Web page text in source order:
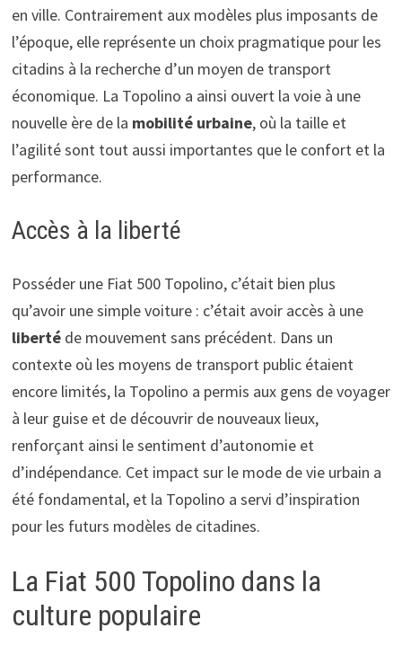
en ville. Contrairement aux modèles plus imposants de
l’époque, elle représente un choix pragmatique pour les
citadins à la recherche d’un moyen de transport
économique. La Topolino a ainsi ouvert la voie à une
nouvelle ère de la mobilité urbaine, où la taille et
l’agilité sont tout aussi importantes que le confort et la
performance.
Accès à la liberté
Posséder une Fiat 500 Topolino, c’était bien plus
qu’avoir une simple voiture : c’était avoir accès à une
libertéde mouvement sans précédent. Dans un
contexte où les moyens de transport public étaient
encore limités, la Topolino a permis aux gens de voyager
à leur guise et de découvrir de nouveaux lieux,
renforçant ainsi le sentiment d’autonomie et
d’indépendance. Cet impact sur le mode de vie urbain a
été fondamental, et la Topolino a servi d’inspiration
pour les futurs modèles de citadines.
La Fiat 500 Topolino dans la
culture populaire